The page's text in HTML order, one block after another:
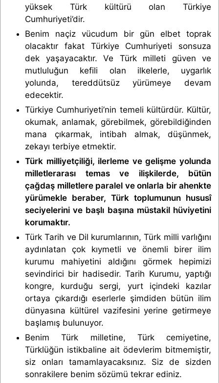
yüksek Türk kültürü olan Türkiye
Cumhuriyeti’dir.
Benim naçiz vücudum bir gün elbet toprak
olacaktır fakat Türkiye Cumhuriyeti sonsuza
dek yaşayacaktır. Ve Türk milleti güven ve
mutluluğun kefili olan ilkelerle, uygarlık
yolunda, tereddütsüz yürümeye devam
edecektir.
Türkiye Cumhuriyeti’nin temeli kültürdür. Kültür,
okumak, anlamak, görebilmek, görebildiğinden
mana çıkarmak, intibah almak, düşünmek,
zekayı terbiye etmektir.
Türk milliyetçiliği, ilerleme ve gelişme yolunda
milletlerarası temas ve ilişkilerde, bütün
çağdaş milletlere paralel ve onlarla bir ahenkte
yürümekle beraber, Türk toplumunun hususî
seciyelerini ve başlı başına müstakil hüviyetini
korumaktır.
Türk Tarih ve Dil kurumlarının, Türk milli varlığını
aydınlatan çok kıymetli ve önemli birer ilim
kurumu mahiyetini aldığını görmek hepimizi
sevindirici bir hadisedir. Tarih Kurumu, yaptığı
kongre, kurduğu sergi, yurt içindeki kazılar
ortaya çıkardığı eserlerle şimdiden bütün ilim
dünyasına kültürel vazifesini yerine getirmeye
başlamış bulunuyor.
Benim Türk milletine, Türk cemiyetine,
Türklüğün istikbaline ait ödevlerim bitmemiştir,
siz onları tamamlayacaksınız. Siz de sizden
sonrakilere benim sözümü tekrar ediniz.